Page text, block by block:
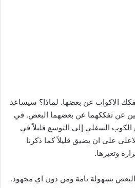
الاكواب عن بعضها. لماذا؟ سيساعد
عن تفككهما عن بعضهما البعض. في
الكوب السفلي إلى التوسع قليلاً في
على ان يضيق قليلاً كما ذكرنا
وتغيرها.
بسهولة تامة ومن دون اي مجهود.